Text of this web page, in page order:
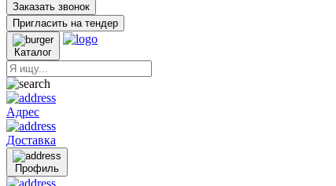
Заказать звонок
Пригласить на тендер
Каталог
Адрес
Доставка
Профиль